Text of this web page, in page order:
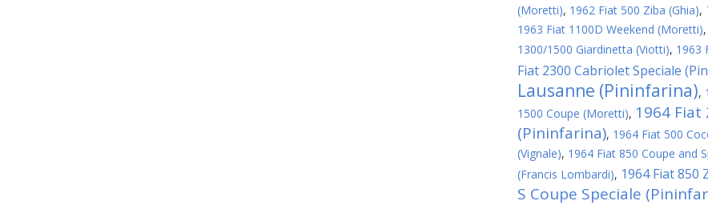
(Moretti), 1962 Fiat 500 Ziba (Ghia),
1963 Fiat 1100D Weekend (Moretti),
1300/1500 Giardinetta (Viotti), 1963
Fiat 2300 Cabriolet Speciale
Lausanne (Pininfarina),
1500 Coupe (Moretti), 1964 Fiat
(Pininfarina), 1964 Fiat 500
(Vignale), 1964 Fiat 850 Coupe and
(Francis Lombardi), 1964 Fiat 850
S Coupe Speciale